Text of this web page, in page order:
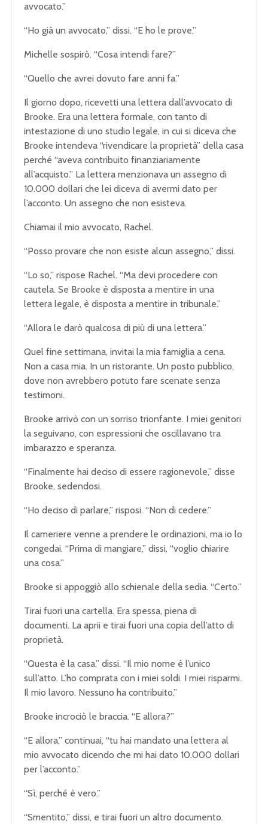
avvocato.”
“Ho già un avvocato,” dissi. “E ho le prove.”
Michelle sospirò. “Cosa intendi fare?”
“Quello che avrei dovuto fare anni fa.”
Il giorno dopo, ricevetti una lettera dall’avvocato di
Brooke. Era una lettera formale, con tanto di
intestazione di uno studio legale, in cui si diceva che
Brooke intendeva “rivendicare la proprietà” della casa
perché “aveva contribuito finanziariamente
all’acquisto.” La lettera menzionava un assegno di
10.000 dollari che lei diceva di avermi dato per
l’acconto. Un assegno che non esisteva.
Chiamai il mio avvocato, Rachel.
“Posso provare che non esiste alcun assegno,” dissi.
“Lo so,” rispose Rachel. “Ma devi procedere con
cautela. Se Brooke è disposta a mentire in una
lettera legale, è disposta a mentire in tribunale.”
“Allora le darò qualcosa di più di una lettera.”
Quel fine settimana, invitai la mia famiglia a cena.
Non a casa mia. In un ristorante. Un posto pubblico,
dove non avrebbero potuto fare scenate senza
testimoni.
Brooke arrivò con un sorriso trionfante. I miei genitori
la seguivano, con espressioni che oscillavano tra
imbarazzo e speranza.
“Finalmente hai deciso di essere ragionevole,” disse
Brooke, sedendosi.
“Ho deciso di parlare,” risposi. “Non di cedere.”
Il cameriere venne a prendere le ordinazioni, ma io lo
congedai. “Prima di mangiare,” dissi, “voglio chiarire
una cosa.”
Brooke si appoggiò allo schienale della sedia. “Certo.”
Tirai fuori una cartella. Era spessa, piena di
documenti. La aprii e tirai fuori una copia dell’atto di
proprietà.
“Questa è la casa,” dissi. “Il mio nome è l’unico
sull’atto. L’ho comprata con i miei soldi. I miei risparmi.
Il mio lavoro. Nessuno ha contribuito.”
Brooke incrociò le braccia. “E allora?”
“E allora,” continuai, “tu hai mandato una lettera al
mio avvocato dicendo che mi hai dato 10.000 dollari
per l’acconto.”
“Sì, perché è vero.”
“Smentito,” dissi, e tirai fuori un altro documento.